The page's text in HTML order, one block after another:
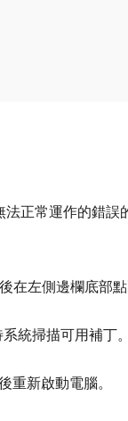
正常運作的錯誤
在左側邊欄底部
統掃描可用補丁。
重新啟動電腦。